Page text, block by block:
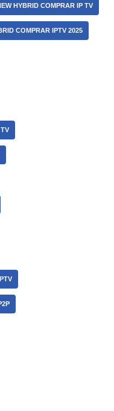
HYBRID COMPRAR IP TV
COMPRAR IPTV 2025